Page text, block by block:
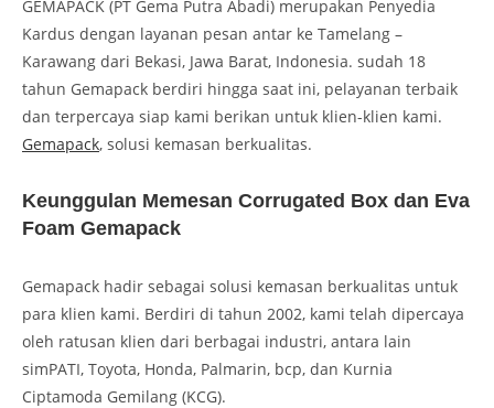
GEMAPACK (PT Gema Putra Abadi) merupakan Penyedia
Kardus dengan layanan pesan antar ke Tamelang –
Karawang dari Bekasi, Jawa Barat, Indonesia. sudah 18
tahun Gemapack berdiri hingga saat ini, pelayanan terbaik
dan terpercaya siap kami berikan untuk klien-klien kami.
Gemapack, solusi kemasan berkualitas.
Keunggulan Memesan Corrugated Box dan Eva
Foam Gemapack
Gemapack hadir sebagai solusi kemasan berkualitas untuk
para klien kami. Berdiri di tahun 2002, kami telah dipercaya
oleh ratusan klien dari berbagai industri, antara lain
simPATI, Toyota, Honda, Palmarin, bcp, dan Kurnia
Ciptamoda Gemilang (KCG).